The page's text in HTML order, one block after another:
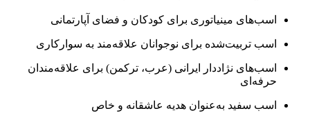
اسب‌های مینیاتوری برای کودکان و فضای آپارتمانی
اسب تربیت‌شده برای نوجوانان علاقه‌مند به سوارکاری
اسب‌های نژاد‌دار ایرانی (عرب، ترکمن) برای علاقه‌مندان
حرفه‌ای
اسب سفید به‌عنوان هدیه عاشقانه و خاص